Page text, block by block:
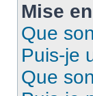
Mise
Que
Puis-je
Que